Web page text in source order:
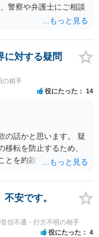
警察や弁護士にご相談
に対する疑問
の相手
役にたった 14
の話かと思います。 疑
転を防止するため、
とを約款で定めている
。 銀行に根拠を確認し
安です。
信不通・行方不明の相手
役にたった 4